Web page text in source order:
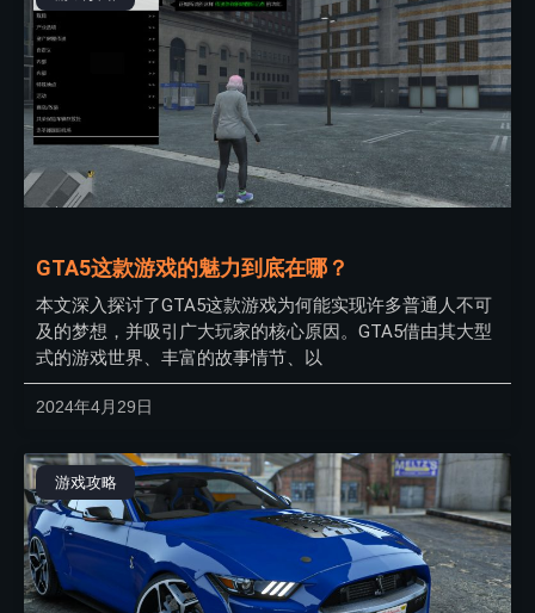
GTA5这款游戏的魅力到底在哪？
本文深入探讨了GTA5这款游戏为何能实现许多普通人不可
及的梦想，并吸引广大玩家的核心原因。GTA5借由其大型
式的游戏世界、丰富的故事情节、以
2024年4月29日
游戏攻略